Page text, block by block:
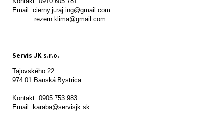
Email: cierny.juraj.ing@gmail.com
           rezern.klima@gmail.com
Servis JK s.r.o.
Tajovského 22
974 01 Banská Bystrica
Kontakt: 0905 753 983
Email: karaba@servisjk.sk